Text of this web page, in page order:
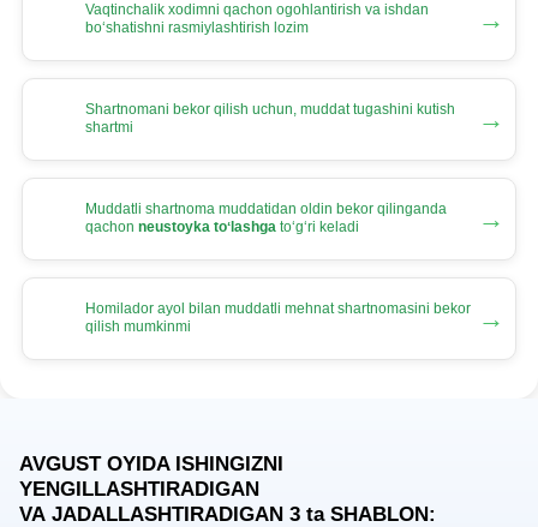
Vaqtinchalik хodimni qachon ogohlantirish va ishdan
boʻshatishni rasmiylashtirish lozim
→
Shartnomani bekor qilish uchun, muddat tugashini kutish
shartmi
→
Muddatli shartnoma muddatidan oldin bekor qilinganda
qachon neustoyka toʻlashga toʻgʻri keladi →
Homilador ayol bilan muddatli mehnat shartnomasini bekor
qilish mumkinmi
→
AVGUST OYIDA ISHINGIZNI
YENGILLASHTIRADIGAN
VA JADALLASHTIRADIGAN 3 taSHABLON: